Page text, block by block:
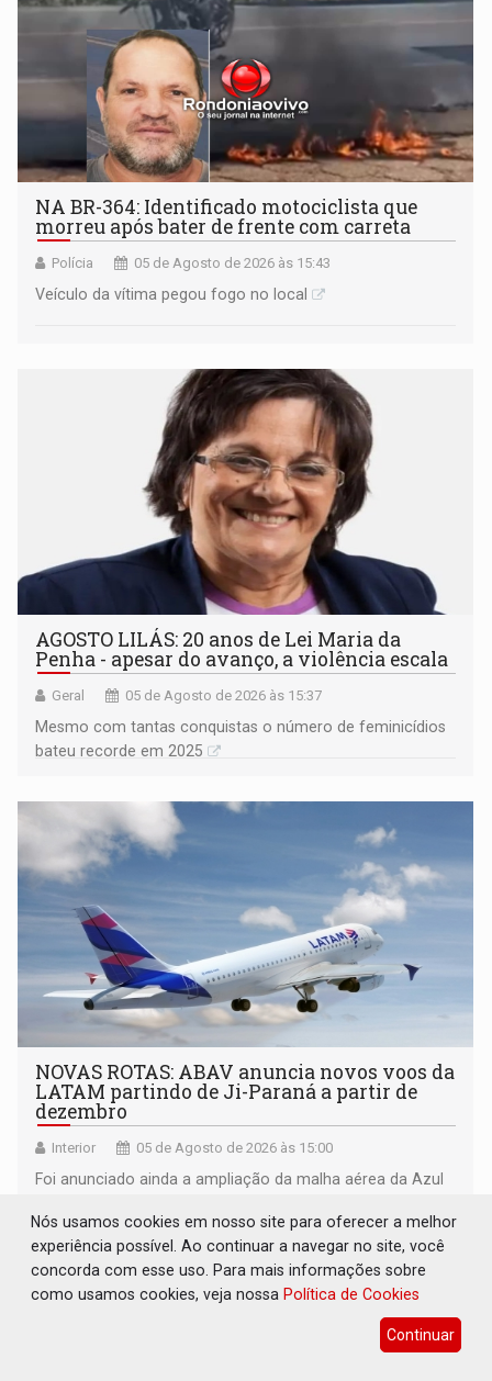
NA BR-364: Identificado motociclista que
morreu após bater de frente com carreta
Polícia 05 de Agosto de 2026 às 15:43
Veículo da vítima pegou fogo no local
AGOSTO LILÁS: 20 anos de Lei Maria da
Penha - apesar do avanço, a violência escala
Geral 05 de Agosto de 2026 às 15:37
Mesmo com tantas conquistas o número de feminicídios
bateu recorde em 2025
NOVAS ROTAS: ABAV anuncia novos voos da
LATAM partindo de Ji-Paraná a partir de
dezembro
Interior 05 de Agosto de 2026 às 15:00
Foi anunciado ainda a ampliação da malha aérea da Azul
Nós usamos cookies em nosso site para oferecer a melhor
experiência possível. Ao continuar a navegar no site, você
concorda com esse uso. Para mais informações sobre
como usamos cookies, veja nossa Política de Cookies
Continuar